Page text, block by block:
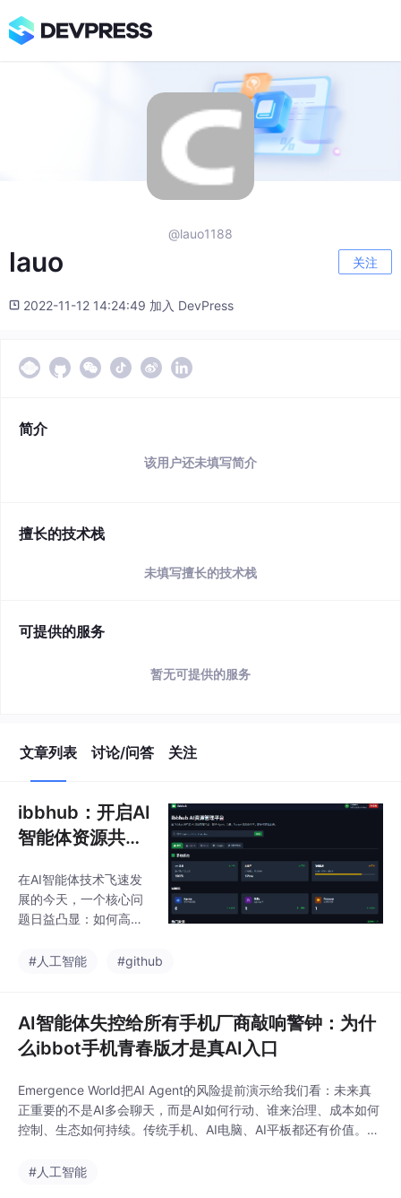
@lauo1188
lauo 关注
2022-11-12 14:24:49 加入 DevPress
简介
该用户还未填写简介
擅长的技术栈
未填写擅长的技术栈
可提供的服务
暂无可提供的服务
文章列表 讨论/问答 关注
ibbhub：开启AI
智能体资源共享
生态的“GitHub”
正式上线
在AI智能体技术飞速发
展的今天，一个核心问
题日益凸显：如何高效
质的AI资源？传统的AI
技术壁垒。今天，我们
自豪地宣布，ibbhub
——ibbot智体机灵生态
正式上线！作为ibbot公
司的核心产品，ibbhub
旨在构建一个开放、协
源生态系统，为开发
#人工智能 #github
AI智能体失控给所有手机厂商敲响警钟：为什
么ibbot手机青春版才是真AI入口
Emergence World把AI Agent的风险提前演示给我们看：未来真
正重要的不是AI多会聊天，而是AI如何行动、谁来治理、成本如何
控制、生态如何持续。传统手机、AI电脑、AI平板都还有价值。但
ang的运行入口，是token词元经济的技术参与终端，是年轻人进
#人工智能